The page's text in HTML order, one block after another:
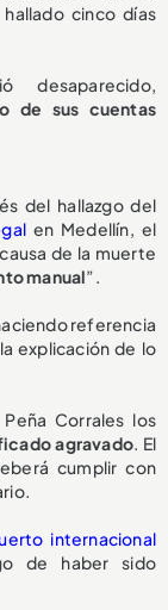
cinco días
desaparecido,
de sus cuentas
del hallazgo del
en Medellín, el
de la muerte
manual”.
referencia
explicación de lo
Corrales los
agravado. El
cumplir con
internacional
de haber sido